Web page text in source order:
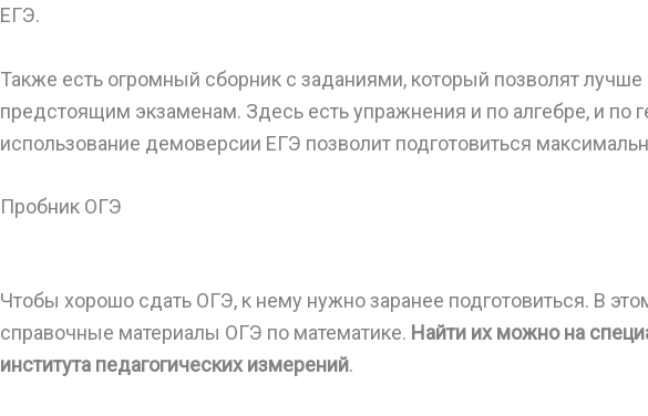
ЕГЭ.
Также есть огромный сборник с заданиями, который позволят лучше
предстоящим экзаменам. Здесь есть упражнения и по алгебре, и по
использование демоверсии ЕГЭ позволит подготовиться
Пробник ОГЭ
Чтобы хорошо сдать ОГЭ, к нему нужно заранее подготовиться. В
справочные материалы ОГЭ по математике. Найти их можно на
института педагогических измерений.